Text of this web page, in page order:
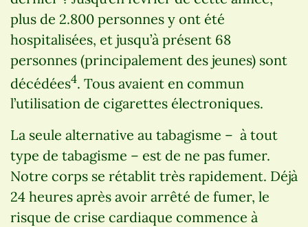
plus de 2.800 personnes y ont été
hospitalisées, et jusqu’à présent 68
personnes (principalement des jeunes) sont
décédées4. Tous avaient en commun
l’utilisation de cigarettes électroniques.
La seule alternative au tabagisme – à tout
type de tabagisme – est de ne pas fumer.
Notre corps se rétablit très rapidement. Déjà
24 heures après avoir arrêté de fumer, le
risque de crise cardiaque commence à